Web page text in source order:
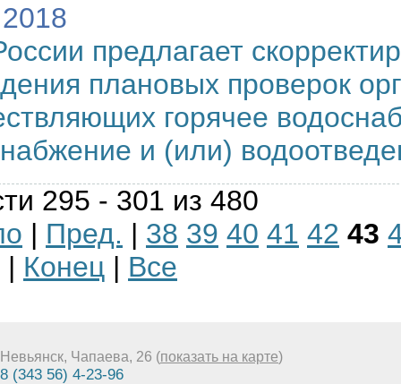
предлагает
плановых проверок
горячее
и (или)
295 - 301 из 480
| Пред. | 38 39 40 41 42 43
| Конец | Все
Невьянск, Чапаева, 26 (показать на карте)
8 (343 56) 4-23-96